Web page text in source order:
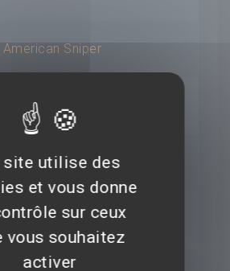
American Sniper
Serena
American Bluff
Very Bad Trip 3
site utilise des
et vous donne
sur ceux
vous souhaitez
activer